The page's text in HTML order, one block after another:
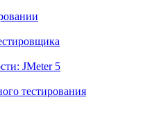
JMeter 5
тестирования